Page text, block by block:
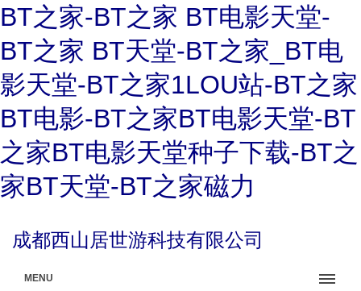
BT之家-BT之家 BT电影天堂-
BT之家 BT天堂-BT之家_BT电
影天堂-BT之家1LOU站-BT之家
BT电影-BT之家BT电影天堂-BT
之家BT电影天堂种子下载-BT之
家BT天堂-BT之家磁力
成都西山居世游科技有限公司
MENU